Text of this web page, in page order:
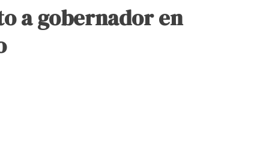
a gobernador en